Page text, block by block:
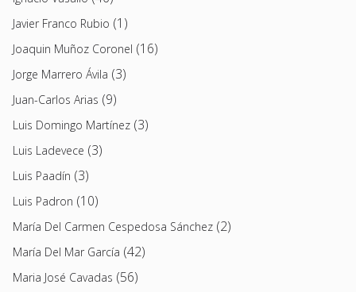
Javier Franco Rubio (1)
Joaquin Muñoz Coronel (16)
Jorge Marrero Ávila (3)
Juan-Carlos Arias (9)
Luis Domingo Martínez (3)
Luis Ladevece (3)
Luis Paadín (3)
Luis Padron (10)
María Del Carmen Cespedosa Sánchez (2)
María Del Mar García (42)
Maria José Cavadas (56)